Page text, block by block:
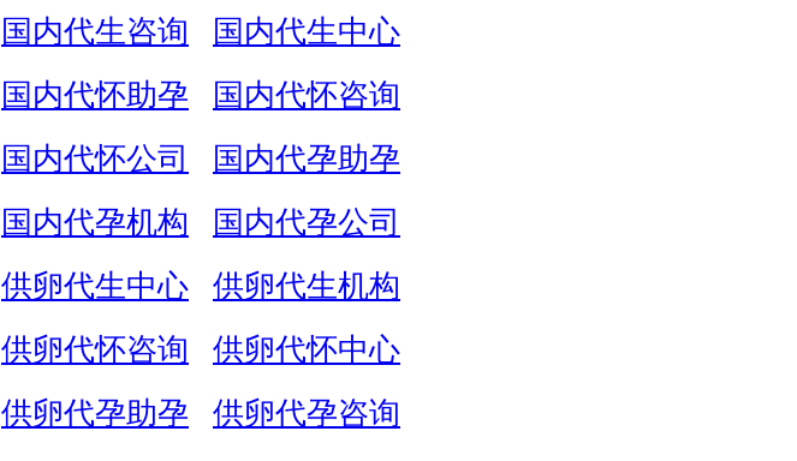
国内代生咨询
国内代生中心
国内代怀助孕
国内代怀咨询
国内代怀公司
国内代孕助孕
国内代孕机构
国内代孕公司
供卵代生中心
供卵代生机构
供卵代怀咨询
供卵代怀中心
供卵代孕助孕
供卵代孕咨询